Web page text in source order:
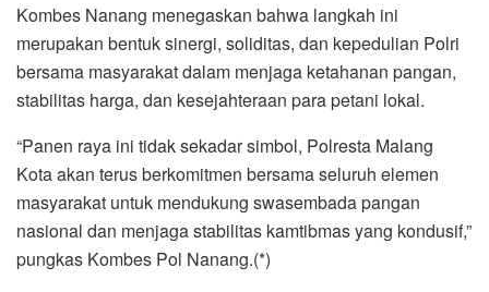
Kombes Nanang menegaskan bahwa langkah ini
merupakan bentuk sinergi, soliditas, dan kepedulian Polri
bersama masyarakat dalam menjaga ketahanan pangan,
stabilitas harga, dan kesejahteraan para petani lokal.
“Panen raya ini tidak sekadar simbol, Polresta Malang
Kota akan terus berkomitmen bersama seluruh elemen
masyarakat untuk mendukung swasembada pangan
nasional dan menjaga stabilitas kamtibmas yang kondusif,”
pungkas Kombes Pol Nanang.(*)